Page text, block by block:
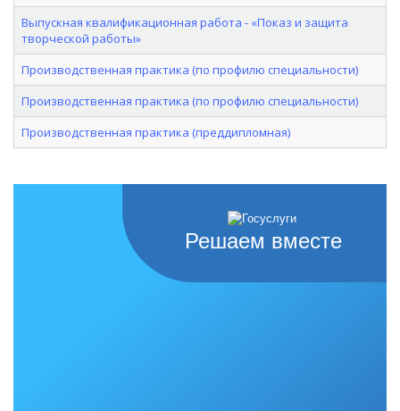
Выпускная квалификационная работа - «Показ и защита
творческой работы»
Производственная практика (по профилю специальности)
Производственная практика (по профилю специальности)
Производственная практика (преддипломная)
Решаем вместе